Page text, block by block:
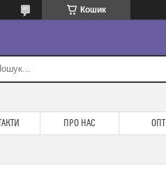
Кошик
ПРО НАС ОПТ